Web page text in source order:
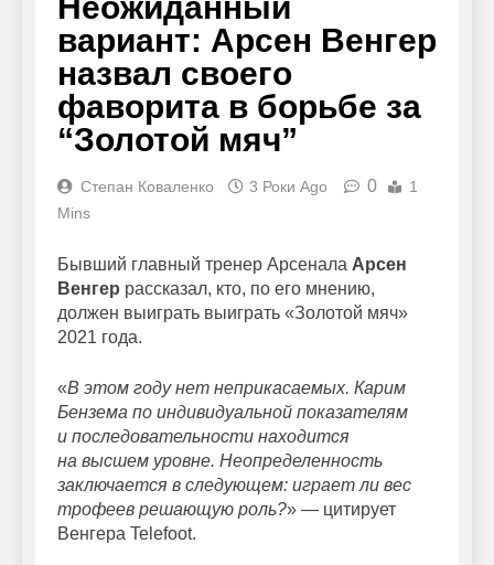
вариант: Арсен Венгер
назвал своего
фаворита в борьбе за
“Золотой мяч”
Степан Коваленко 3 Роки Ago 0
1
Mins
Бывший главный тренер Арсенала Арсен
Венгер рассказал, кто, по его мнению,
должен выиграть выиграть «Золотой мяч»
2021 года.
«В этом году нет неприкасаемых. Карим
Бензема по индивидуальной показателям
и последовательности находится
на высшем уровне. Неопределенность
заключается в следующем: играет ли вес
трофеев решающую роль?» — цитирует
Венгера Telefoot.